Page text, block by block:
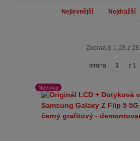
Nejlevnější Nejdražší
Zobrazuji 1-28 z 28
strana z 1
Novinka